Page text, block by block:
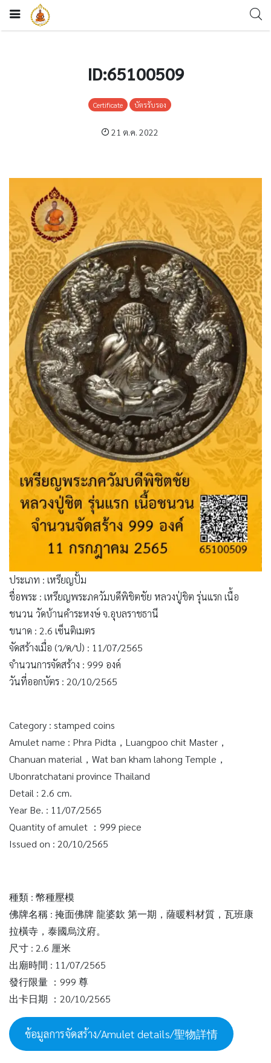
ID:65100509
Certificate บัตรรับรอง
21 ต.ค. 2022
ประเภท : เหรียญปั้ม
ชื่อพระ : เหรียญพระภควัมบดีพิชิตชัย หลวงปู่ชิต รุ่นแรก เนื้อ
ชนวน วัดบ้านคำระหงษ์ จ.อุบลราชธานี
ขนาด : 2.6 เซ็นติเมตร
จัดสร้างเมื่อ (ว/ด/ป) : 11/07/2565
จำนวนการจัดสร้าง : 999 องค์
วันที่ออกบัตร : 20/10/2565
Category : stamped coins
Amulet name : Phra Pidta，Luangpoo chit Master，
Chanuan material，Wat ban kham lahong Temple，
Ubonratchatani province Thailand
Detail : 2.6 cm.
Year Be. : 11/07/2565
Quantity of amulet ：999 piece
Issued on : 20/10/2565
種類 : 幣種壓模
佛牌名稱 : 掩面佛牌 龍婆欽 第一期，薩暖料材質，瓦班康
拉橫寺，泰國烏汶府。
尺寸 : 2.6 厘米
出廟時間 : 11/07/2565
發行限量 ：999 尊
出卡日期 ：20/10/2565
ข้อมูลการจัดสร้าง/Amulet details/聖物詳情